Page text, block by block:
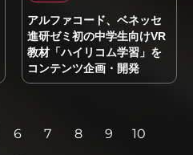
アルファコード、ベネッセ
進研ゼミ初の中学生向けVR
教材「ハイリコム学習」を
コンテンツ企画・開発
6 7 8 9
10